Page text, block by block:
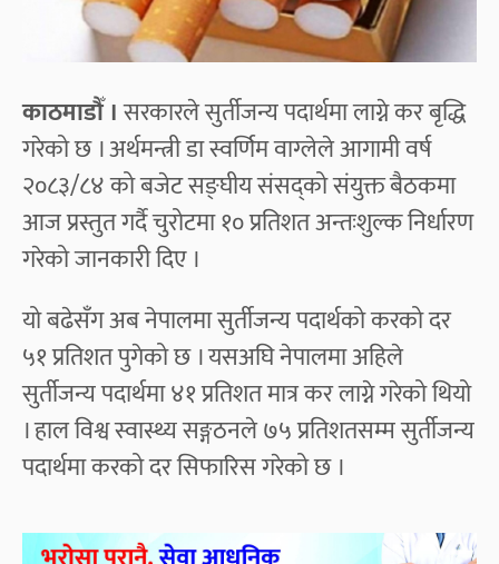
काठमाडौँ ।सरकारले सुर्तीजन्य पदार्थमा लाग्ने कर बृद्धि
गरेको छ । अर्थमन्त्री डा स्वर्णिम वाग्लेले आगामी वर्ष
२०८३/८४ को बजेट सङ्घीय संसद्को संयुक्त बैठकमा
आज प्रस्तुत गर्दै चुरोटमा १० प्रतिशत अन्तःशुल्क निर्धारण
गरेको जानकारी दिए ।
यो बढेसँग अब नेपालमा सुर्तीजन्य पदार्थको करको दर
५१ प्रतिशत पुगेको छ । यसअघि नेपालमा अहिले
सुर्तीजन्य पदार्थमा ४१ प्रतिशत मात्र कर लाग्ने गरेको थियो
। हाल विश्व स्वास्थ्य सङ्गठनले ७५ प्रतिशतसम्म सुर्तीजन्य
पदार्थमा करको दर सिफारिस गरेको छ ।